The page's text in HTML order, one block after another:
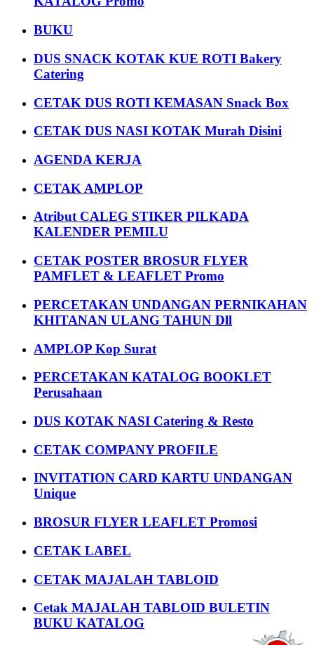
BUKU
DUS SNACK KOTAK KUE ROTI Bakery
Catering
CETAK DUS ROTI KEMASAN Snack Box
CETAK DUS NASI KOTAK Murah Disini
AGENDA KERJA
CETAK AMPLOP
Atribut CALEG STIKER PILKADA
KALENDER PEMILU
CETAK POSTER BROSUR FLYER
PAMFLET & LEAFLET Promo
PERCETAKAN UNDANGAN PERNIKAHAN
KHITANAN ULANG TAHUN Dll
AMPLOP Kop Surat
PERCETAKAN KATALOG BOOKLET
Perusahaan
DUS KOTAK NASI Catering & Resto
CETAK COMPANY PROFILE
INVITATION CARD KARTU UNDANGAN
Unique
BROSUR FLYER LEAFLET Promosi
CETAK LABEL
CETAK MAJALAH TABLOID
Cetak MAJALAH TABLOID BULETIN
BUKU KATALOG